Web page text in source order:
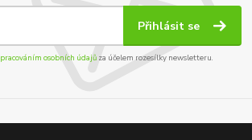
Přihlásit se
osobních údajůza účelem rozesílky newsletteru.